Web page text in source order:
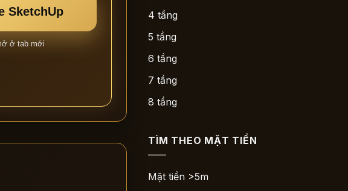
SketchUp
ở tab mới
4 tầng
5 tầng
6 tầng
7 tầng
8 tầng
TÌM THEO MẶT TIỀN
Mặt tiền >5m